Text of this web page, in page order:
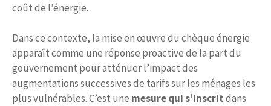
coût de l’énergie.
Dans ce contexte, la mise en œuvre du chèque énergie
apparaît comme une réponse proactive de la part du
gouvernement pour atténuer l’impact des
augmentations successives de tarifs sur les ménages les
plus vulnérables. C’est une mesure qui s’inscritdans